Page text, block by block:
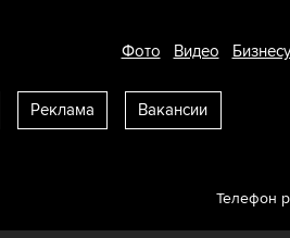
Фото Видео
Реклама Вакансии
Телефон